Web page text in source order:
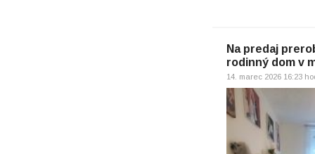
Na predaj
rodinný dom v
14. marec 2026 16:23